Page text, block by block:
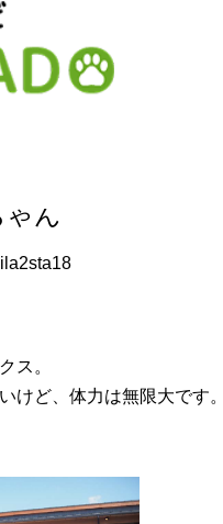
ゃん
ス。
けど、体力は無限大です。